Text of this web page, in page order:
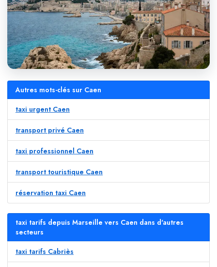
Autres mots-clés sur Caen
taxi urgent Caen
transport privé Caen
taxi professionnel Caen
transport touristique Caen
réservation taxi Caen
taxi tarifs depuis Marseille vers Caen dans d'autres
secteurs
taxi tarifs Cabriès